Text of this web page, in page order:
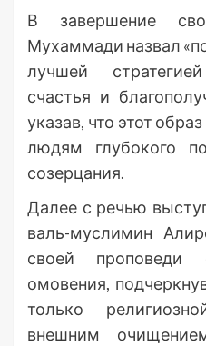
В завершение
Мухаммади назвал
лучшей
счастья и
указав, что этот
людям глубокого
созерцания.
Далее с речью
валь-муслимин
своей проповеди
омовения,
только
внешним